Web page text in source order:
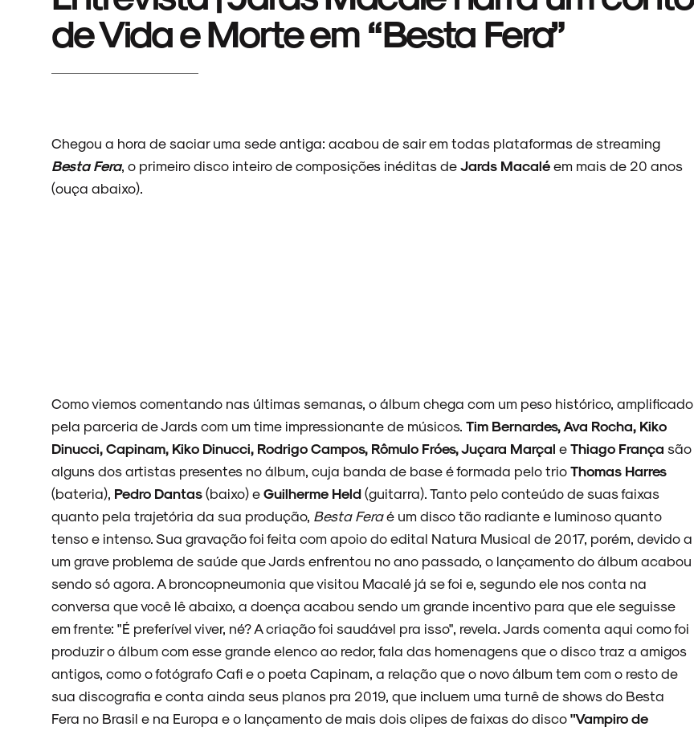
de Vida e Morte em “Besta Fera”
Chegou a hora de saciar uma sede antiga: acabou de sair em todas plataformas de streaming
Besta Fera, o primeiro disco inteiro de composições inéditas deJards Macaléem mais de 20 anos
(ouça abaixo).
Como viemos comentando nas últimas semanas, o álbum chega com um peso histórico, amplificado
pela parceria de Jards com um time impressionante de músicos. Tim Bernardes, Ava Rocha, Kiko
Dinucci, Capinam, Kiko Dinucci, Rodrigo Campos, Rômulo Fróes, Juçara Marçal eThiago França são
alguns dos artistas presentes no álbum, cuja banda de base é formada pelo trioThomas Harres
(bateria), Pedro Dantas(baixo) eGuilherme Held(guitarra). Tanto pelo conteúdo de suas faixas
quanto pela trajetória da sua produção, Besta Feraé um disco tão radiante e luminoso quanto
tenso e intenso. Sua gravação foi feita com apoio do edital Natura Musical de 2017, porém, devido a
um grave problema de saúde que Jards enfrentou no ano passado, o lançamento do álbum acabou
sendo só agora. A broncopneumonia que visitou Macalé já se foi e, segundo ele nos conta na
conversa que você lê abaixo, a doença acabou sendo um grande incentivo para que ele seguisse
em frente: "É preferível viver, né? A criação foi saudável pra isso", revela. Jards comenta aqui como foi
produzir o álbum com esse grande elenco ao redor, fala das homenagens que o disco traz a amigos
antigos, como o fotógrafo Cafi e o poeta Capinam, a relação que o novo álbum tem com o resto de
sua discografia e conta ainda seus planos pra 2019, que incluem uma turnê de shows do Besta
Fera no Brasil e na Europa e o lançamento de mais dois clipes de faixas do disco"Vampiro de